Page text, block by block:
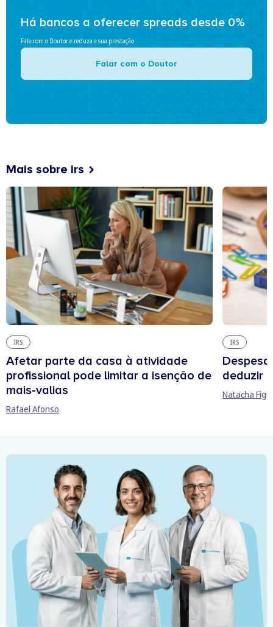
Há bancos a oferecer spreads desde 0%
Fale com o Doutor e reduza a sua prestação
Falar com o Doutor
Mais sobre irs
IRS
Afetar parte da casa à atividade
profissional pode limitar a isenção de
mais-valias
Rafael Afonso
IRS
deduzir
Natacha